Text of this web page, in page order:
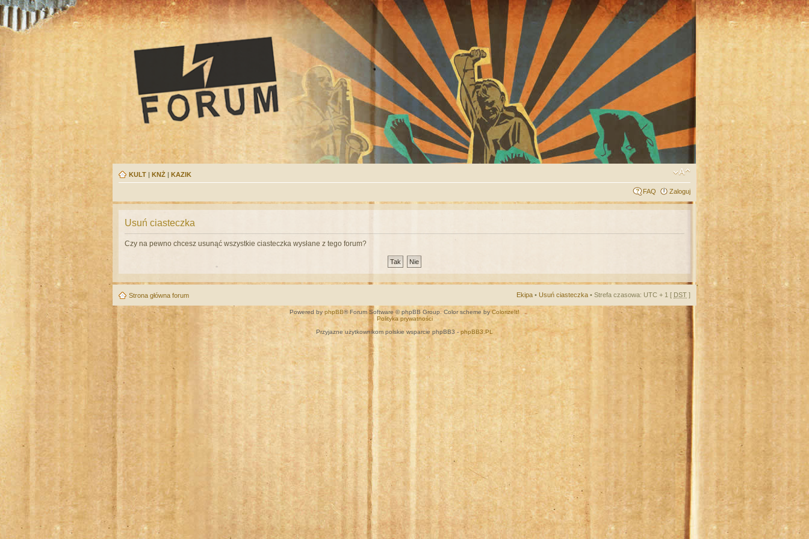
KULT | KNŻ | KAZIK
FAQ Zaloguj
Usuń ciasteczka
Czy na pewno chcesz usunąć wszystkie ciasteczka wysłane z tego forum?
Strona główna forum Ekipa • Usuń ciasteczka • Strefa czasowa: UTC + 1 [ DST ]
Powered by phpBB® Forum Software © phpBB Group. Color scheme byColorizeIt!
Polityka prywatności
Przyjazne użytkownikom polskie wsparcie phpBB3 -phpBB3.PL